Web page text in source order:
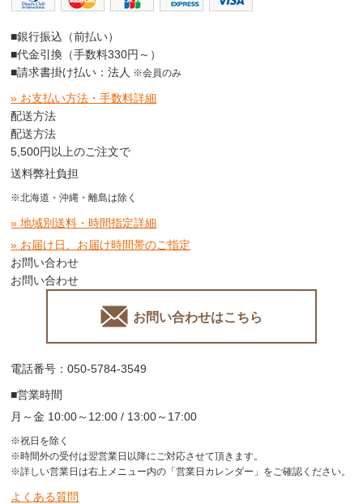
■銀行振込（前払い）
■代金引換（手数料330円～）
■請求書掛け払い：法人 ※会員のみ
» お支払い方法・手数料詳細
配送方法
配送方法
5,500円以上のご注文で
送料弊社負担
※北海道・沖縄・離島は除く
» 地域別送料・時間指定詳細
» お届け日、お届け時間帯のご指定
お問い合わせ
お問い合わせ
お問い合わせはこちら
電話番号：050-5784-3549
■営業時間
月～金 10:00～12:00 / 13:00～17:00
※祝日を除く
※時間外の受付は翌営業日以降にご対応させて頂きます。
※詳しい営業日は右上メニュー内の「営業日カレンダー」をご確認ください。
よくある質問